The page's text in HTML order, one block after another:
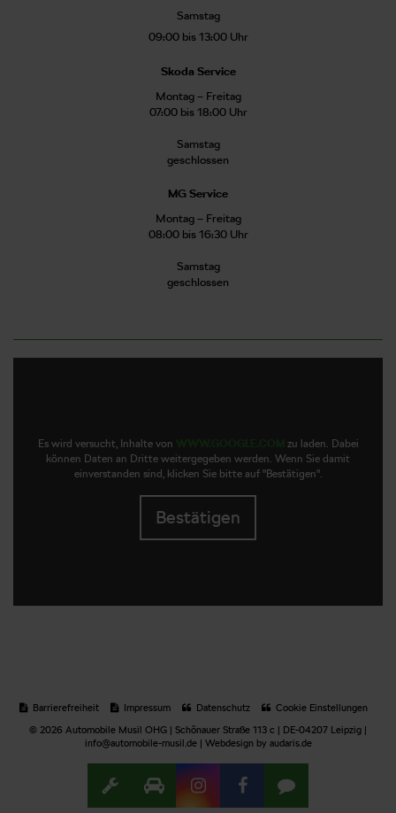
Samstag
09:00 bis 13:00 Uhr
Skoda Service
Montag – Freitag
07:00 bis 18:00 Uhr
Samstag
geschlossen
MG Service
Montag – Freitag
08:00 bis 16:30 Uhr
Samstag
geschlossen
Es wird versucht, Inhalte von
zu laden. Dabei
können Daten an Dritte weitergegeben werden. Wenn Sie damit
einverstanden sind, klicken Sie bitte auf "Bestätigen".
Bestätigen
Barrierefreiheit Impressum Datenschutz
Cookie Einstellungen
© 2026 Automobile Musil OHG | Schönauer Straße 113 c | DE-04207 Leipzig |
info@automobile-musil.de | Webdesign by audaris.de